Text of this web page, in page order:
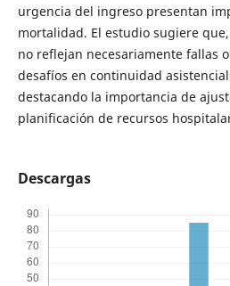
urgencia del ingreso presentan
mortalidad. El estudio sugiere
no reflejan necesariamente fallas
desafíos en continuidad
destacando la importancia de
planificación de recursos
Descargas